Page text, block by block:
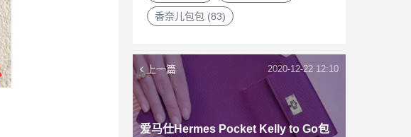
香奈儿包包 (83)
上一篇
爱马仕Hermes Pocket Kelly to Go包
2020-12-22 12:10